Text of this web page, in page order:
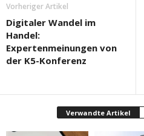
Vorheriger Artikel
Digitaler Wandel im
Handel:
Expertenmeinungen von
der K5-Konferenz
Verwandte Artikel